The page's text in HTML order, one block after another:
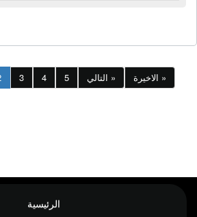
3 4 5 التالي » الاخيرة »
الرئيسية